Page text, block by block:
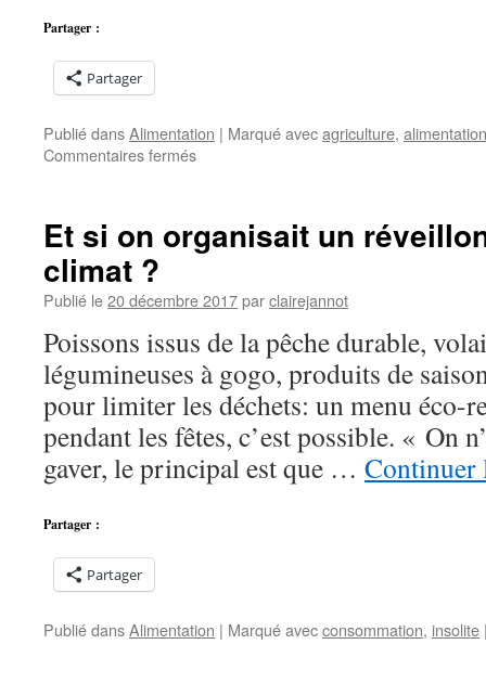
Partager :
Partager
Publié dansAlimentation | Marqué avecagriculture, alimentation
Commentaires ferméssur
de
Et si on organisait un
climat ?
Publié le20 décembre 2017parclairejannot
Poissons issus de la pêche durable,
légumineuses à gogo, produits de
pour limiter les déchets: un menu éco-
pendant les fêtes, c’est possible. « On
gaver, le principal est que …
Partager :
Partager
Publié dansAlimentation | Marqué avecconsommation, insolite